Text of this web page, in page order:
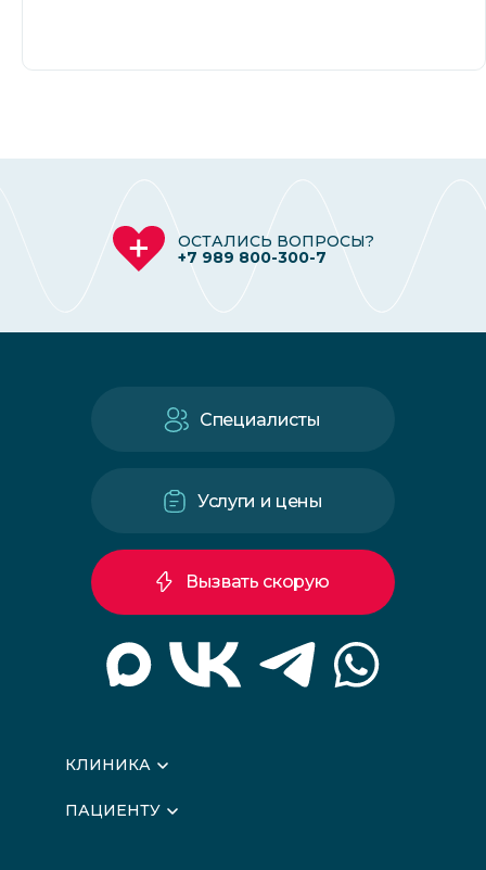
ОСТАЛИСЬ ВОПРОСЫ?
+7 989 800-300-7
КЛИНИКА
Вышестоящие организации
ПАЦИЕНТУ
Специалисты
Услуги и цены
Вызвать скорую